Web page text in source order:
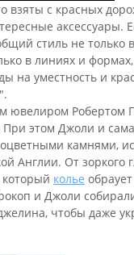
взяты с красных
аксессуары.
стиль не только
в линиях и
на уместность и
ювелиром Робертом
этом Джоли и
камнями,
Англии. От зоркого
который колье
и Джоли
чтобы даже